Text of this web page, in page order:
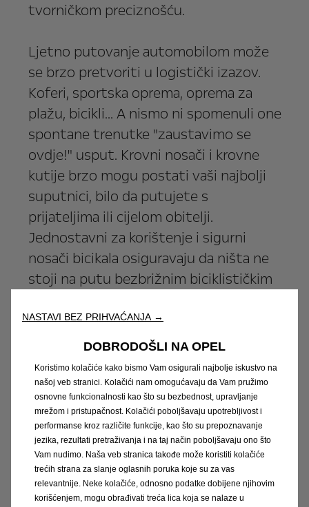
tvorničkom preciznošću.
Ljetno putovanje automobilom može
se brzo pretvoriti u logistički izazov.
Koferi, sportska oprema, oprema za
plažu, bicikli... A nismo ni spomenuli one
spontane trenutke "zaustavimo se
ovdje!" usput. Krovni nosači i krovne
kutije brzo mogu postati vaši najbolji
suputnici, bilo da putujete s
prijateljima ili cijelom obitelji.
Jednostavni za korištenje i sigurni
nosači bicikala osiguravaju da ništa ne
stoji na putu bezbrižnim biciklističkim
Ako krenete na put sa Opel Fronterom,
već igrate u višoj ligi. Krovni šator nije
samo dodatak. To je stil života.
Približite se prirodi, istražite krajolike o
kojima ste oduvijek sanjali. Ovo je više
od običnog putovanja. To je mala
ekspedicija.
NASTAVI BEZ PRIHVAĆANJA →
DOBRODOŠLI NA OPEL
Koristimo kolačiće kako bismo Vam osigurali najbolje iskustvo na
našoj veb stranici. Kolačići nam omogućavaju da Vam pružimo
osnovne funkcionalnosti kao što su bezbednost, upravljanje
mrežom i pristupačnost. Kolačići poboljšavaju upotrebljivost i
performanse kroz različite funkcije, kao što su prepoznavanje
jezika, rezultati pretraživanja i na taj način poboljšavaju ono što
Vam nudimo. Naša veb stranica takođe može koristiti kolačiće
trećih strana za slanje oglasnih poruka koje su za vas
relevantnije. Neke kolačiće, odnosno podatke dobijene njihovim
korišćenjem, mogu obrađivati treća lica koja se nalaze u